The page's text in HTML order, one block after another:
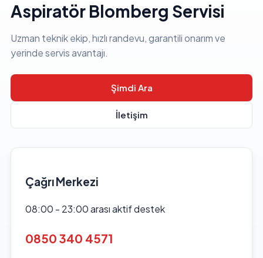
Aspiratör Blomberg Servisi
Uzman teknik ekip, hızlı randevu, garantili onarım ve
yerinde servis avantajı.
Şimdi Ara
İletişim
Çağrı Merkezi
08:00 - 23:00 arası aktif destek
0850 340 4571